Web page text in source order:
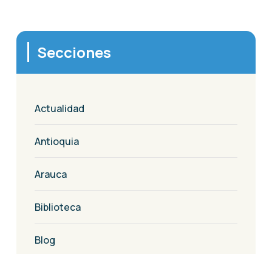
Secciones
Actualidad
Antioquia
Arauca
Biblioteca
Blog